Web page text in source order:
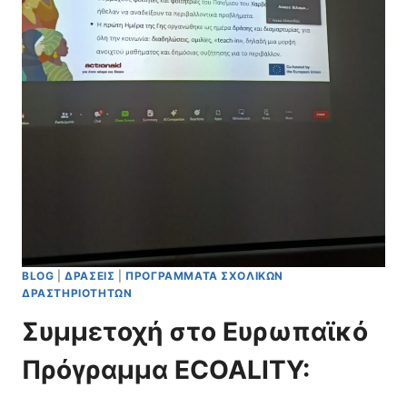
BLOG |ΔΡΆΣΕΙΣ
ΠΡΟΓΡΆΜΜΑΤΑ ΣΧΟΛΙΚΏΝ
ΔΡΑΣΤΗΡΙΟΤΉΤΩΝ
Συμμετοχή στο Ευρωπαϊκό
Πρόγραμμα ECOALITY: